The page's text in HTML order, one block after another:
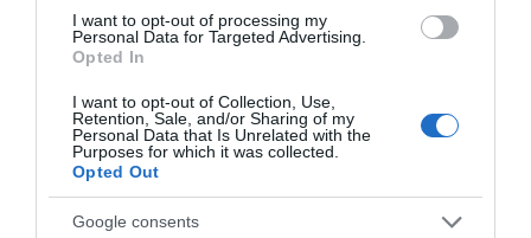
I want to opt-out of processing my
Personal Data for Targeted Advertising.
Opted In
I want to opt-out of Collection, Use,
Retention, Sale, and/or Sharing of my
Personal Data that Is Unrelated with the
Purposes for which it was collected.
Opted Out
Google consents
ΠΑΝΗΓΥΡΙ ΤΗΣ ΑΝΔΡΟΥ:
Του Σωτήρος στην Άρνη!…
ΟΙ «ΕΥΤΥΧΙΣΜΕΝΕΣ
Μια επίκαιρη ανάλυση για
το λιμάνι της Ραφήνας…